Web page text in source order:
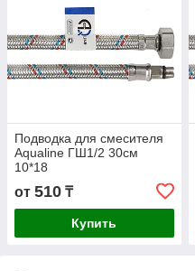
Подводка для смесителя
Aqualine ГШ1/2 30см
10*18
от 510 ₸
Купить